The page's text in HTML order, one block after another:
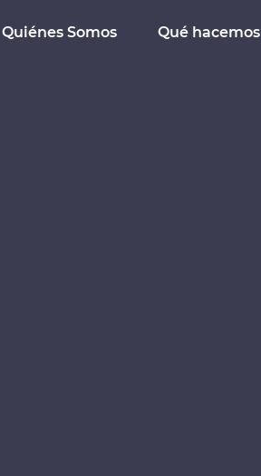
Quiénes Somos Qué hacemos